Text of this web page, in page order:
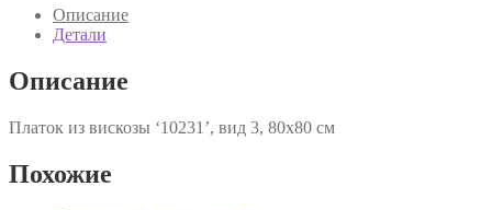
Описание
Детали
Описание
Платок из вискозы ‘10231’, вид 3, 80х80 см
Похожие